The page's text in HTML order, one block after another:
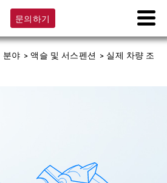
문의하기
분야 > 액슬 및 서스펜션 > 실제 차량 조